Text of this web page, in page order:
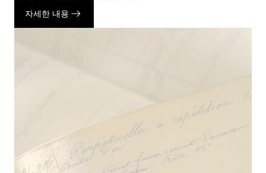
자세한 내용